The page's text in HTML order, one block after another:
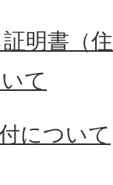
明書（
て
について